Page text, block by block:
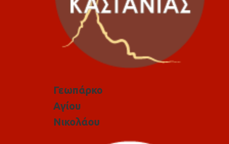
Γεωπάρκο
Αγίου
Νικολάου